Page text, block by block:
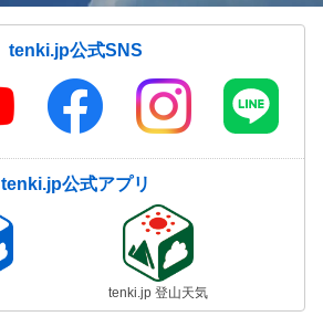
tenki.jp公式SNS
tenki.jp公式アプリ
tenki.jp 登山天気